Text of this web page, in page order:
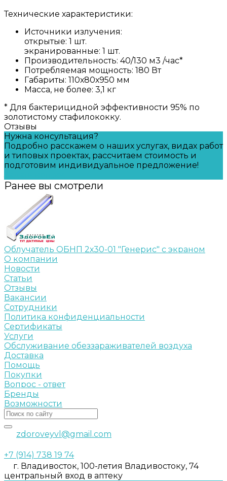
Технические характеристики:
Источники излучения:
открытые: 1 шт.
экранированные: 1 шт.
Производительность: 40/130 м3 /час*
Потребляемая мощность: 180 Вт
Габариты: 110х80х950 мм
Масса, не более: 3,1 кг
* Для бактерицидной эффективности 95% по
золотистому стафилококку.
Отзывы
Нужна консультация?
Подробно расскажем о наших услугах, видах работ
и типовых проектах, рассчитаем стоимость и
подготовим индивидуальное предложение!
Ранее вы смотрели
Облучатель ОБНП 2х30-01 "Генерис" с экраном
О компании
Новости
Статьи
Отзывы
Вакансии
Сотрудники
Политика конфиденциальности
Сертификаты
Услуги
Обслуживание обеззараживателей воздуха
Доставка
Помощь
Покупки
Вопрос - ответ
Бренды
Возможности
zdoroveyvl@gmail.com
+7 (914) 738 19 74
г. Владивосток, 100-летия Владивостоку, 74
центральный вход в аптеку